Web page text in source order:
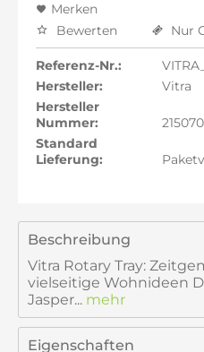
Merken
Bewerten
Nur
Referenz-Nr.:
Hersteller:
Vitra
Hersteller
Nummer:
Standard
Lieferung:
Beschreibung
Vitra Rotary Tray:
vielseitige Wohnideen
Jasper... mehr
Eigenschaften